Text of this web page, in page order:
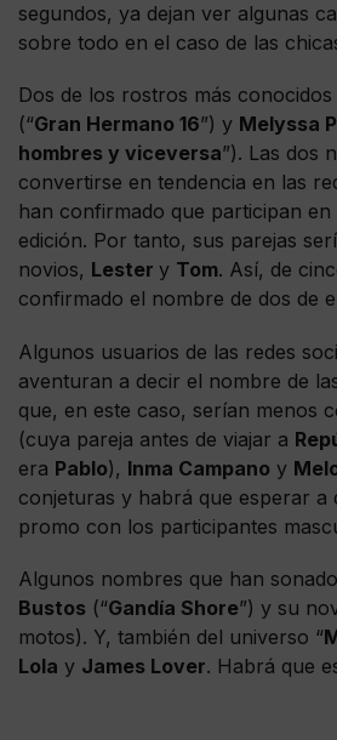
segundos, ya dejan ver algunas
sobre todo en el caso de las
Dos de los rostros más conocidos
(“Gran Hermano 16”) y Melyssa
hombres y viceversa”). Las dos
convertirse en tendencia en las
han confirmado que participan en
edición. Por tanto, sus parejas
novios, Lester y Tom. Así, de
confirmado el nombre de dos de
Algunos usuarios de las redes
aventuran a decir el nombre de
que, en este caso, serían menos
(cuya pareja antes de viajar a
era Pablo), Inma Campano y
conjeturas y habrá que esperar a
promo con los participantes
Algunos nombres que han
Bustos (“Gandía Shore”) y su
motos). Y, también del universo “
Lola y James Lover. Habrá que